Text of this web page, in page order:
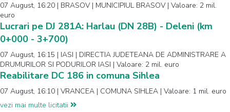
07 August, 16:20 | BRASOV | MUNICIPIUL BRASOV | Valoare: 2 mil.
euro
Lucrari pe DJ 281A: Harlau (DN 28B) - Deleni (km
0+000 - 3+700)
07 August, 16:15 | IASI | DIRECTIA JUDETEANA DE ADMINISTRARE A
DRUMURILOR SI PODURILOR IASI | Valoare: 2 mil. euro
Reabilitare DC 186 in comuna Sihlea
07 August, 16:10 | VRANCEA | COMUNA SIHLEA | Valoare: 1 mil. euro
vezi mai multe licitatii